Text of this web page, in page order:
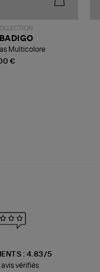
€
Multicolore
: 4.83/5
vérifiés